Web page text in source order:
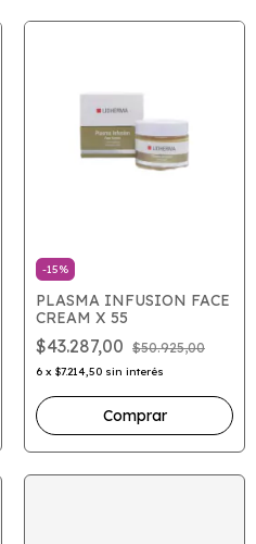
-15%
PLASMA INFUSION FACE
CREAM X 55
$43.287,00 $50.925,00
6 x $7.214,50 sin interés